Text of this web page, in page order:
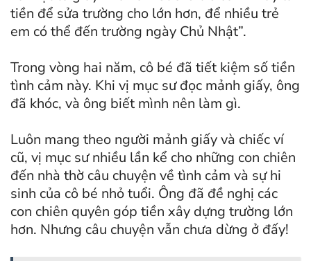
tiền để sửa trường cho lớn hơn, để nhiều trẻ
em có thể đến trường ngày Chủ Nhật”.
Trong vòng hai năm, cô bé đã tiết kiệm số tiền
tình cảm này. Khi vị mục sư đọc mảnh giấy, ông
đã khóc, và ông biết mình nên làm gì.
Luôn mang theo người mảnh giấy và chiếc ví
cũ, vị mục sư nhiều lần kể cho những con chiên
đến nhà thờ câu chuyện về tình cảm và sự hi
sinh của cô bé nhỏ tuổi. Ông đã đề nghị các
con chiên quyên góp tiền xây dựng trường lớn
hơn. Nhưng câu chuyện vẫn chưa dừng ở đấy!